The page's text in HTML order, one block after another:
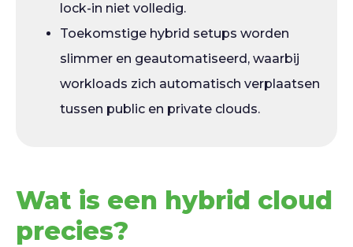
lock-in niet volledig.
Toekomstige hybrid setups worden
slimmer en geautomatiseerd, waarbij
workloads zich automatisch verplaatsen
tussen public en private clouds.
Wat is een hybrid cloud
precies?